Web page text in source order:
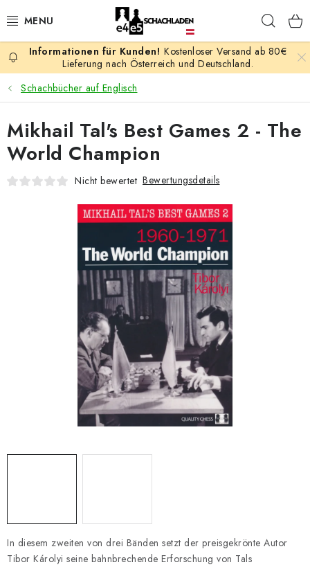
Inhalt
AKTION
SCHACHSPIELE
SCHACHFIGUREN
SCHACHUHREN
SCHACH-ANTIQUITÄTENLADEN
SCHACH ONLINE
SCHACH-MERCH
SCHACH GESCHENKE
GESCHÄFTSBEDINGUNGEN
KONTAKT
Kostenloser Versand ab 80€
Lieferung nach Österreich und Deutschland.
Schachbücher auf Englisch
In diesem zweiten von drei Bänden setzt der preisgekrönte Autor
Tibor Károlyi seine bahnbrechende Erforschung von Tals
Mikhail Tal's Best Games 2 - The
World Champion
Nicht bewertet Bewertungsdetails